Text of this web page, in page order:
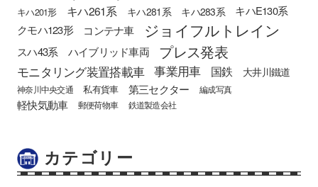
キハ201形
キハ261系 キハ281系 キハ283系
キハE130系
クモハ123形
コンテナ車 ジョイフルトレイン
スハ43系 ハイブリッド車両 プレス発表
モニタリング装置搭載車 事業用車 国鉄 大井川鐵道
神奈川中央交通 私有貨車 第三セクター 編成写真
軽快気動車 郵便荷物車 鉄道製造会社
カテゴリー